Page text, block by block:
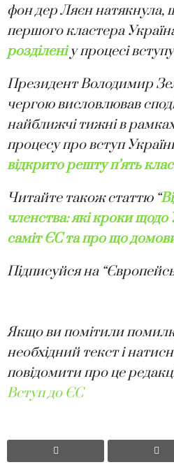
фон дер Ляєн натякнула,
першого кластера
розділеніу процесі
Президент Володимир
чергою висловлював
найближчі тижні в
процесу про вступ
відкрито решту п’ять
Читайте також статтю “
членства: які кроки щодо
саміт ЄС та про що
Підписуйся на
Якщо ви помітили
необхідний текст і
повідомити про це
Вступ до ЄС